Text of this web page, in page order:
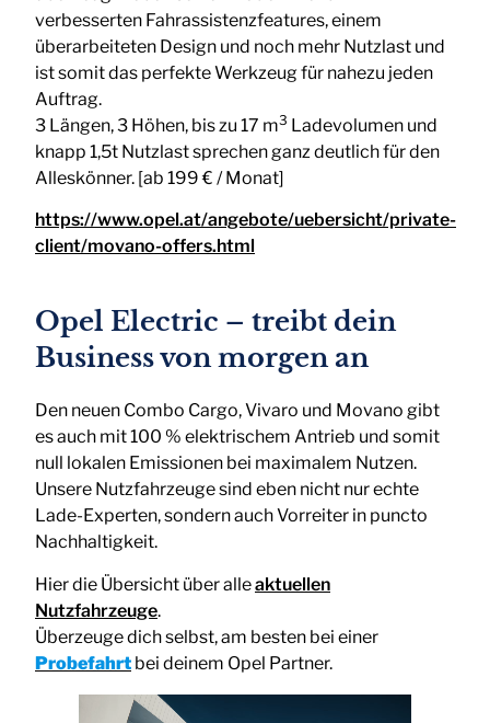
verbesserten Fahrassistenzfeatures, einem
überarbeiteten Design und noch mehr Nutzlast und
ist somit das perfekte Werkzeug für nahezu jeden
Auftrag.
3 Längen, 3 Höhen, bis zu 17 m3 Ladevolumen und
knapp 1,5t Nutzlast sprechen ganz deutlich für den
Alleskönner. [ab 199 € / Monat]
https://www.opel.at/angebote/uebersicht/private-
client/movano-offers.html
Opel Electric – treibt dein
Business von morgen an
Den neuen Combo Cargo, Vivaro und Movano gibt
es auch mit 100 % elektrischem Antrieb und somit
null lokalen Emissionen bei maximalem Nutzen.
Unsere Nutzfahrzeuge sind eben nicht nur echte
Lade-Experten, sondern auch Vorreiter in puncto
Nachhaltigkeit.
Hier die Übersicht über alleaktuellen
Nutzfahrzeuge.
Überzeuge dich selbst, am besten bei einer
Probefahrt bei deinem Opel Partner.